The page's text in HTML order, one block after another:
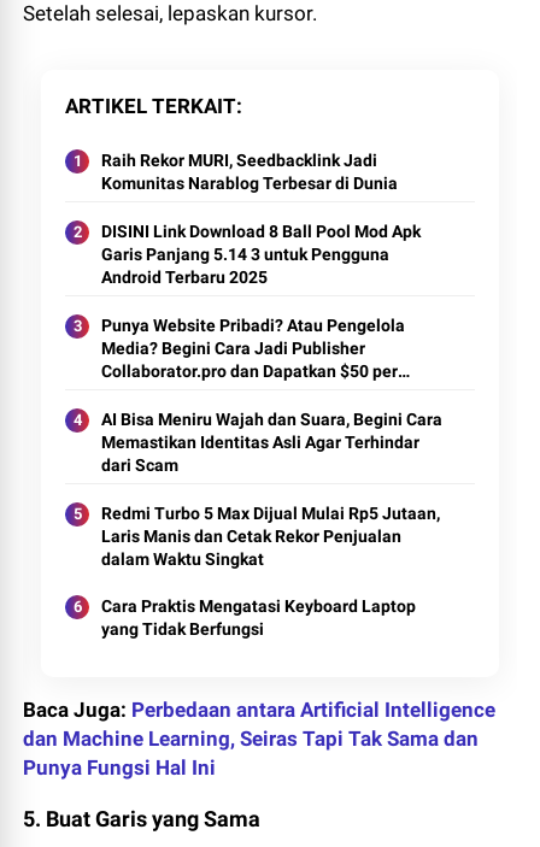
Setelah selesai, lepaskan kursor.
ARTIKEL TERKAIT
Raih Rekor MURI, Seedbacklink Jadi
Komunitas Narablog Terbesar di Dunia
DISINI Link Download 8 Ball Pool Mod Apk
Garis Panjang 5.14 3 untuk Pengguna
Android Terbaru 2025
Punya Website Pribadi? Atau Pengelola
Media? Begini Cara Jadi Publisher
Collaborator.pro dan Dapatkan $50 per
AI Bisa Meniru Wajah dan Suara, Begini Cara
Memastikan Identitas Asli Agar Terhindar
dari Scam
Redmi Turbo 5 Max Dijual Mulai Rp5 Jutaan,
Laris Manis dan Cetak Rekor Penjualan
dalam Waktu Singkat
Cara Praktis Mengatasi Keyboard Laptop
yang Tidak Berfungsi
Baca Juga: Perbedaan antara Artificial Intelligence
dan Machine Learning, Seiras Tapi Tak Sama dan
Punya Fungsi Hal Ini
5. Buat Garis yang Sama